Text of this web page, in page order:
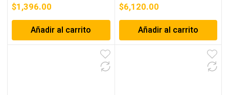
$1,396.00
Añadir al carrito
$6,120.00
Añadir al carrito